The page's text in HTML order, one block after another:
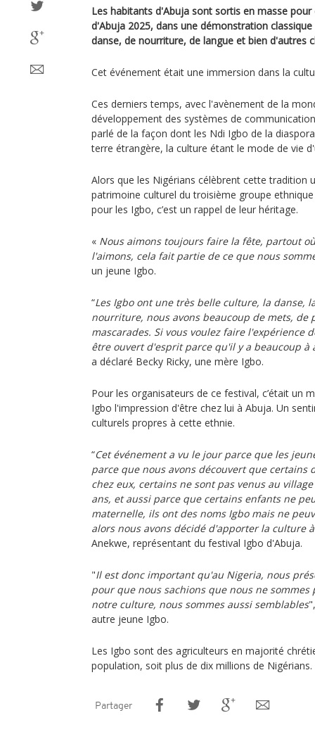
Les habitants d'Abuja sont sortis en masse
d'Abuja 2025, dans une démonstration
danse, de nourriture, de langue et bien d'autres
Cet événement était une immersion dans la
Ces derniers temps, avec l'avènement de la
développement des systèmes de
parlé de la façon dont les Ndi Igbo de la
terre étrangère, la culture étant le mode de vie
Alors que les Nigérians célèbrent cette tradition
patrimoine culturel du troisième groupe
pour les Igbo, c’est un rappel de leur héritage.
« Nous aimons toujours faire la fête, partout
l'aimons, cela fait partie de ce que nous
un jeune Igbo.
“Les Igbo ont une très belle culture, la danse,
nourriture, nous avons beaucoup de mets, de
mascarades. Si vous voulez faire l'expérience
être ouvert d'esprit parce qu'il y a beaucoup
a déclaré Becky Ricky, une mère Igbo.
Pour les organisateurs de ce festival, c’était un
Igbo l'impression d'être chez lui à Abuja. Un
culturels propres à cette ethnie.
“Cet événement a vu le jour parce que les
parce que nous avons découvert que certains
chez eux, certains ne sont pas venus au
ans, et aussi parce que certains enfants ne
maternelle, ils ont des noms Igbo mais ne
alors nous avons décidé d'apporter la culture
Anekwe, représentant du festival Igbo d'Abuja.
"Il est donc important qu'au Nigeria, nous
pour que nous sachions que nous ne
notre culture, nous sommes aussi semblables
autre jeune Igbo.
Les Igbo sont des agriculteurs en majorité
population, soit plus de dix millions de Nigérians.
Partager